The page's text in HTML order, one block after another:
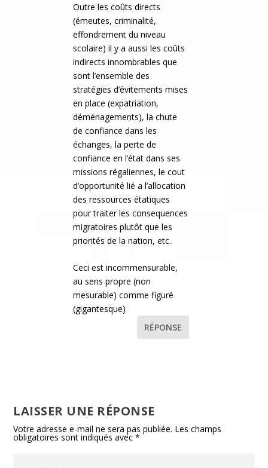
Outre les coûts directs
(émeutes, criminalité,
effondrement du niveau
scolaire) il y a aussi les coûts
indirects innombrables que
sont l’ensemble des
stratégies d’évitements mises
en place (expatriation,
déménagements), la chute
de confiance dans les
échanges, la perte de
confiance en l’état dans ses
missions régaliennes, le cout
d’opportunité lié a l’allocation
des ressources étatiques
pour traiter les consequences
migratoires plutôt que les
priorités de la nation, etc..
Ceci est incommensurable,
au sens propre (non
mesurable) comme figuré
(gigantesque)
RÉPONSE
LAISSER UNE RÉPONSE
Votre adresse e-mail ne sera pas publiée. Les champs
obligatoires sont indiqués avec*